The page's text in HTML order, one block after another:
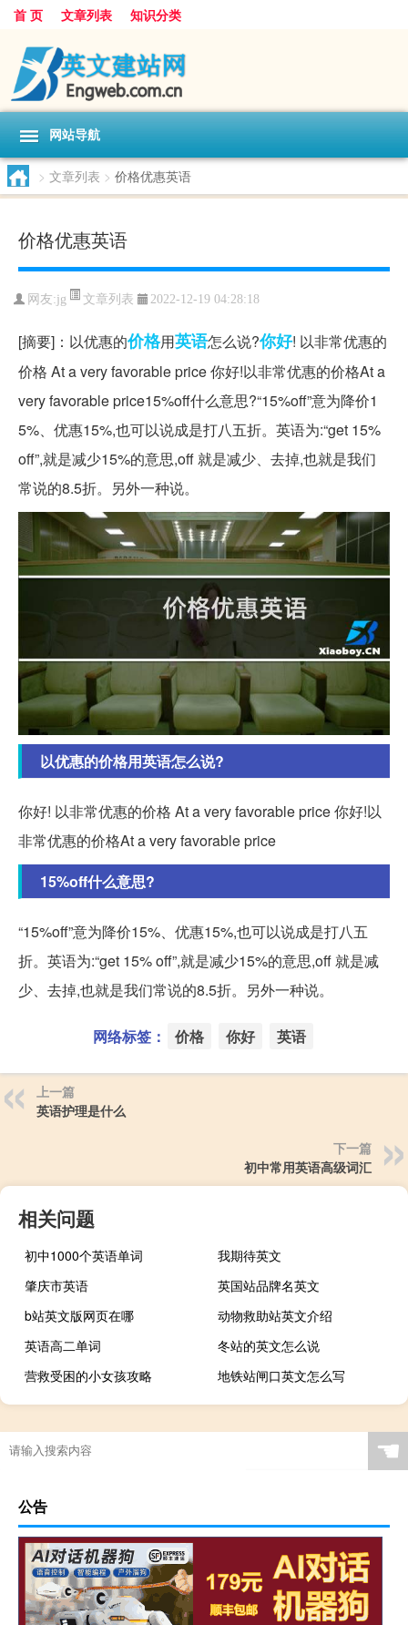
首 页 文章列表 知识分类
网站导航
> 文章列表 > 价格优惠英语
价格优惠英语
网友:jg 文章列表 2022-12-19 04:28:18
[摘要]：以优惠的价格用英语怎么说?你好! 以非常优惠的
价格 At a very favorable price 你好!以非常优惠的价格At a
very favorable price15%off什么意思?“15%off”意为降价1
5%、优惠15%,也可以说成是打八五折。英语为:“get 15%
off”,就是减少15%的意思,off 就是减少、去掉,也就是我们
常说的8.5折。另外一种说。
以优惠的价格用英语怎么说?
你好! 以非常优惠的价格 At a very favorable price 你好!以
非常优惠的价格At a very favorable price
15%off什么意思?
“15%off”意为降价15%、优惠15%,也可以说成是打八五
折。英语为:“get 15% off”,就是减少15%的意思,off 就是减
少、去掉,也就是我们常说的8.5折。另外一种说。
网络标签： 价格 你好 英语
上一篇
英语护理是什么
下一篇
初中常用英语高级词汇
相关问题
初中1000个英语单词
我期待英文
肇庆市英语
英国站品牌名英文
b站英文版网页在哪
动物救助站英文介绍
英语高二单词
冬站的英文怎么说
营救受困的小女孩攻略
地铁站闸口英文怎么写
☚
公告